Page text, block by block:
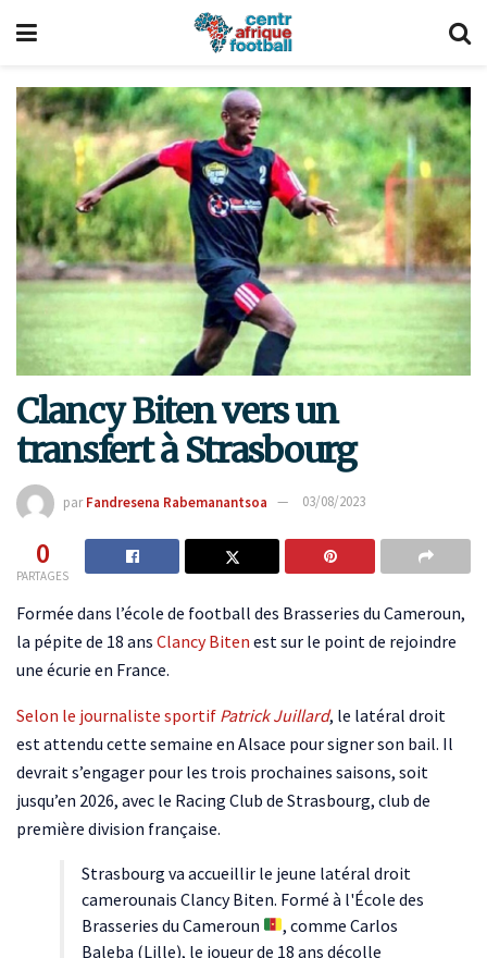
Clancy Biten vers un
transfert à Strasbourg
par Fandresena Rabemanantsoa 03/08/2023
0
PARTAGES
Formée dans l’école de football des Brasseries du Cameroun,
la pépite de 18 ans Clancy Biten est sur le point de rejoindre
une écurie en France.
Selon le journaliste sportif Patrick Juillard, le latéral droit
est attendu cette semaine en Alsace pour signer son bail. Il
devrait s’engager pour les trois prochaines saisons, soit
jusqu’en 2026, avec le Racing Club de Strasbourg, club de
première division française.
Strasbourg va accueillir le jeune latéral droit
camerounais Clancy Biten. Formé à l'École des
Brasseries du Cameroun
, comme Carlos
Baleba (Lille), le joueur de 18 ans décolle